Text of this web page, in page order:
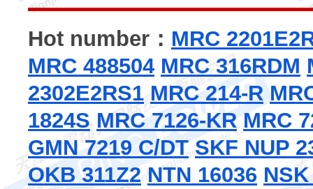
Hot number： MRC
MRC 488504 MRC 316RDM
2302E2RS1 MRC 214-R
1824S MRC 7126-KR MRC
GMN 7219 C/DT SKF NUP
OKB 311Z2 NTN 16036